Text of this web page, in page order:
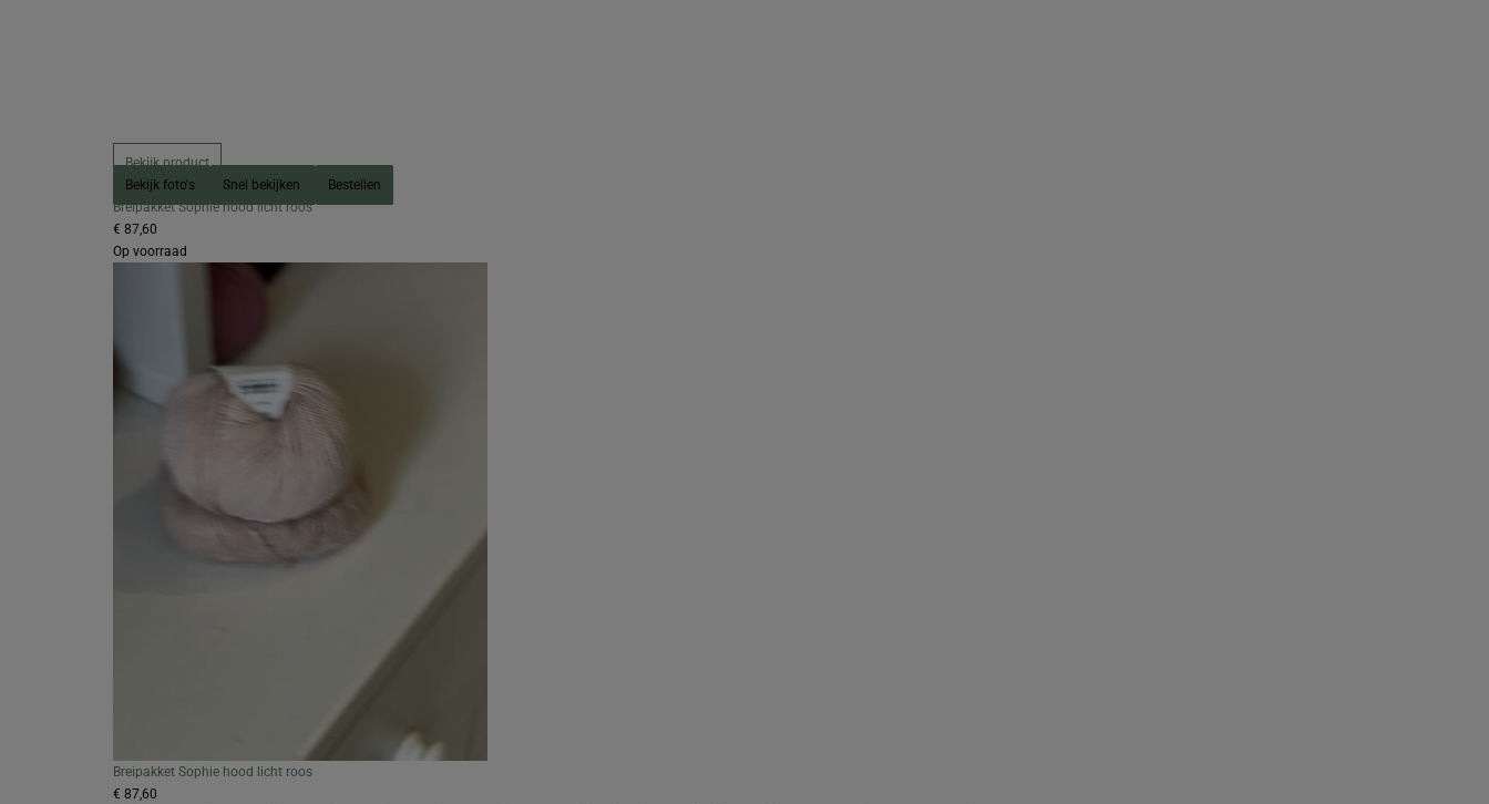
Bekijk product
Bekijk foto's
Snel bekijken
Bestellen
Breipakket Sophie hood licht roos
€ 87,60
Op voorraad
Breipakket Sophie hood licht roos
€ 87,60